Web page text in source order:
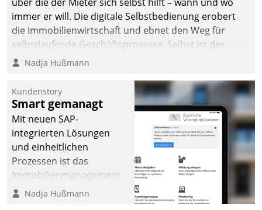
immer er will. Die digitale Selbstbedienung erobert
die Immobilienwirtschaft und ebnet den Weg für
selbstlaufende Geschäftsprozesse. Selbst ist der
Kunde und smart der Serviceanbieter.
Nadja Hußmann
Kundenstory
Smart gemanagt
Mit neuen SAP-
integrierten Lösungen
und einheitlichen
Prozessen ist das
Immobilienmanagement
der Bayerischen
Nadja Hußmann